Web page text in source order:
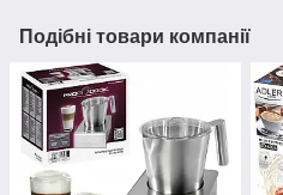
Подібні товари компанії